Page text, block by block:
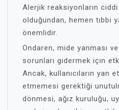
Alerjik reaksiyonların
olduğundan, hemen tıbbi
önemlidir.
Ondaren, mide yanması ve
sorunları gidermek için
Ancak, kullanıcıların yan
etmemesi gerektiği
dönmesi, ağız kuruluğu,